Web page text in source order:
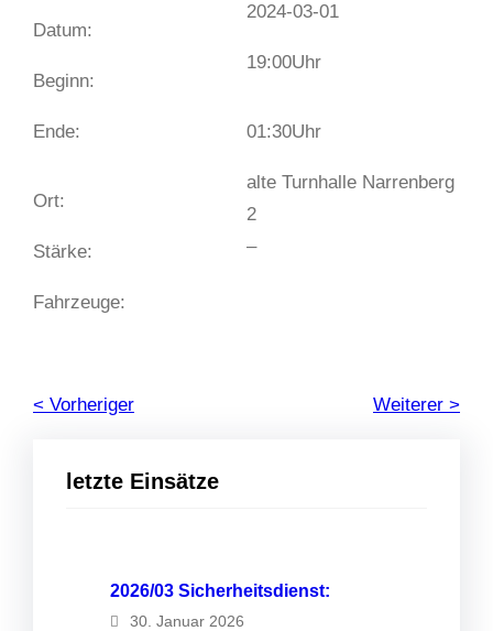
letzte Einsätze
2026/03 Sicherheitsdienst:
30. Januar 2026
Datum:
Beginn:
Ende:
2024-03-01
19:00Uhr
01:30Uhr
Ort:
Stärke:
Fahrzeuge:
alte Turnhalle Narrenberg
2
–
< Vorheriger Weiterer >